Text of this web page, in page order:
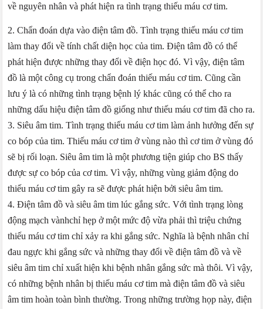
về nguyên nhân và phát hiện ra tình trạng thiếu máu cơ tim.
2. Chẩn đoán dựa vào điện tâm đồ. Tình trạng thiếu máu cơ tim
làm thay đổi về tính chất diện học của tim. Điện tâm đồ có thể
phát hiện được những thay đổi về điện học đó. Vì vậy, điện tâm
đồ là một công cụ trong chẩn đoán thiếu máu cơ tim. Cũng cần
lưu ý là có những tình trạng bệnh lý khác cũng có thể cho ra
những dấu hiệu điện tâm đồ giống như thiếu máu cơ tim đã cho ra.
3. Siêu âm tim. Tình trạng thiếu máu cơ tim làm ảnh hưởng đến sự
co bóp của tim. Thiếu máu cơ tim ở vùng nào thì cơ tim ở vùng đó
sẽ bị rối loạn. Siêu âm tim là một phương tiện giúp cho BS thấy
được sự co bóp của cơ tim. Vì vậy, những vùng giảm động do
thiếu máu cơ tim gây ra sẽ được phát hiện bởi siêu âm tim.
4. Điện tâm đồ và siêu âm tim lúc gắng sức. Với tình trạng lòng
động mạch vànhchỉ hẹp ở một mức độ vừa phải thì triệu chứng
thiếu máu cơ tim chỉ xảy ra khi gắng sức. Nghĩa là bệnh nhân chỉ
đau ngực khi gắng sức và những thay đổi về điện tâm đồ và về
siêu âm tim chỉ xuất hiện khi bệnh nhân gắng sức mà thôi. Vì vậy,
có những bệnh nhân bị thiếu máu cơ tim mà điện tâm đồ và siêu
âm tim hoàn toàn bình thường. Trong những trường họp này, điện